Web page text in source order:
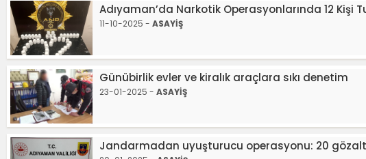
Adıyaman’da Narkotik Operasyonlarında 12 Kişi
11-10-2025 - ASAYİŞ
Günübirlik evler ve kiralık araçlara sıkı denetim
23-01-2025 - ASAYİŞ
Jandarmadan uyuşturucu operasyonu: 20